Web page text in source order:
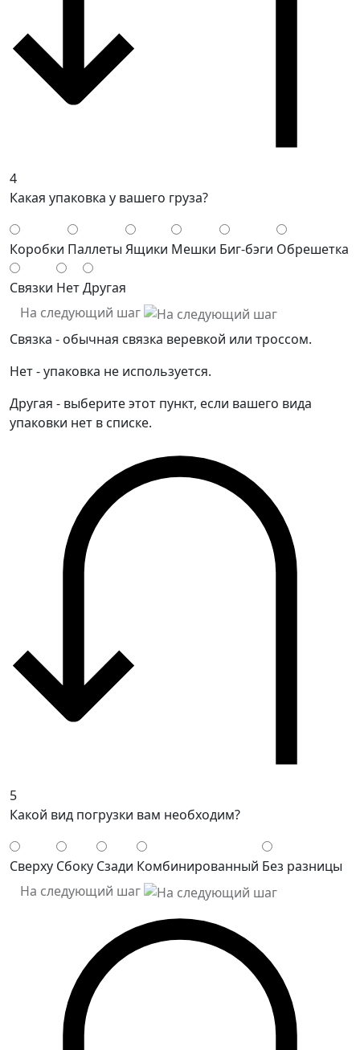
4
Какая упаковка у вашего груза?
Коробки Паллеты Ящики Мешки Биг-бэги Обрешетка
Связки НетДругая
На следующий шаг
Связка - обычная связка веревкой или троссом.
Нет - упаковка не используется.
Другая - выберите этот пункт, если вашего вида
упаковки нет в списке.
5
Какой вид погрузки вам необходим?
Сверху Сбоку Сзади Комбинированный Без разницы
На следующий шаг